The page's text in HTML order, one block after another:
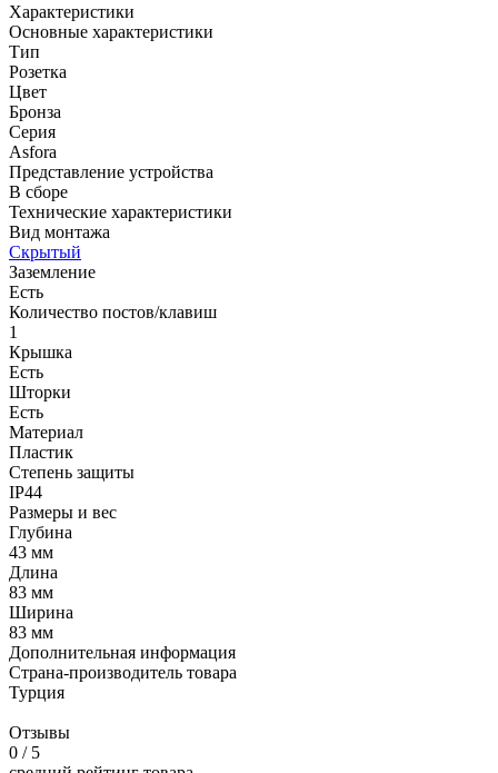
Характеристики
Основные характеристики
Тип
Розетка
Цвет
Бронза
Серия
Asfora
Представление устройства
В сборе
Технические характеристики
Вид монтажа
Скрытый
Заземление
Есть
Количество постов/клавиш
1
Крышка
Есть
Шторки
Есть
Материал
Пластик
Степень защиты
IP44
Размеры и вес
Глубина
43 мм
Длина
83 мм
Ширина
83 мм
Дополнительная информация
Страна-производитель товара
Турция
Отзывы
0 / 5